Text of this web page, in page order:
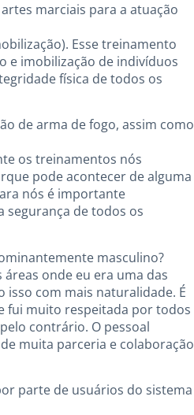
marciais para a atuação
Esse treinamento
e imobilização de indivíduos
física de todos os
de arma de fogo, assim como
os treinamentos nós
pode acontecer de alguma
nós é importante
segurança de todos os
masculino?
onde eu era uma das
isso com mais naturalidade. É
fui muito respeitada por todos
contrário. O pessoal
muita parceria e colaboração
parte de usuários do sistema